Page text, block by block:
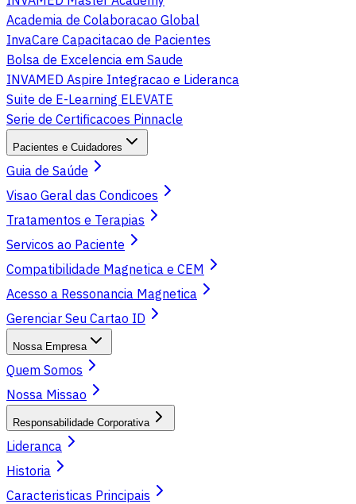
Academia de Colaboracao Global
InvaCare Capacitacao de Pacientes
Bolsa de Excelencia em Saude
INVAMED Aspire Integracao e Lideranca
Suite de E-Learning ELEVATE
Serie de Certificacoes Pinnacle
Pacientes e Cuidadores
Guia de Saúde
Visao Geral das Condicoes
Tratamentos e Terapias
Servicos ao Paciente
Compatibilidade Magnetica e CEM
Acesso a Ressonancia Magnetica
Gerenciar Seu Cartao ID
Nossa Empresa
Quem Somos
Nossa Missao
Responsabilidade Corporativa
Lideranca
Historia
Caracteristicas Principais